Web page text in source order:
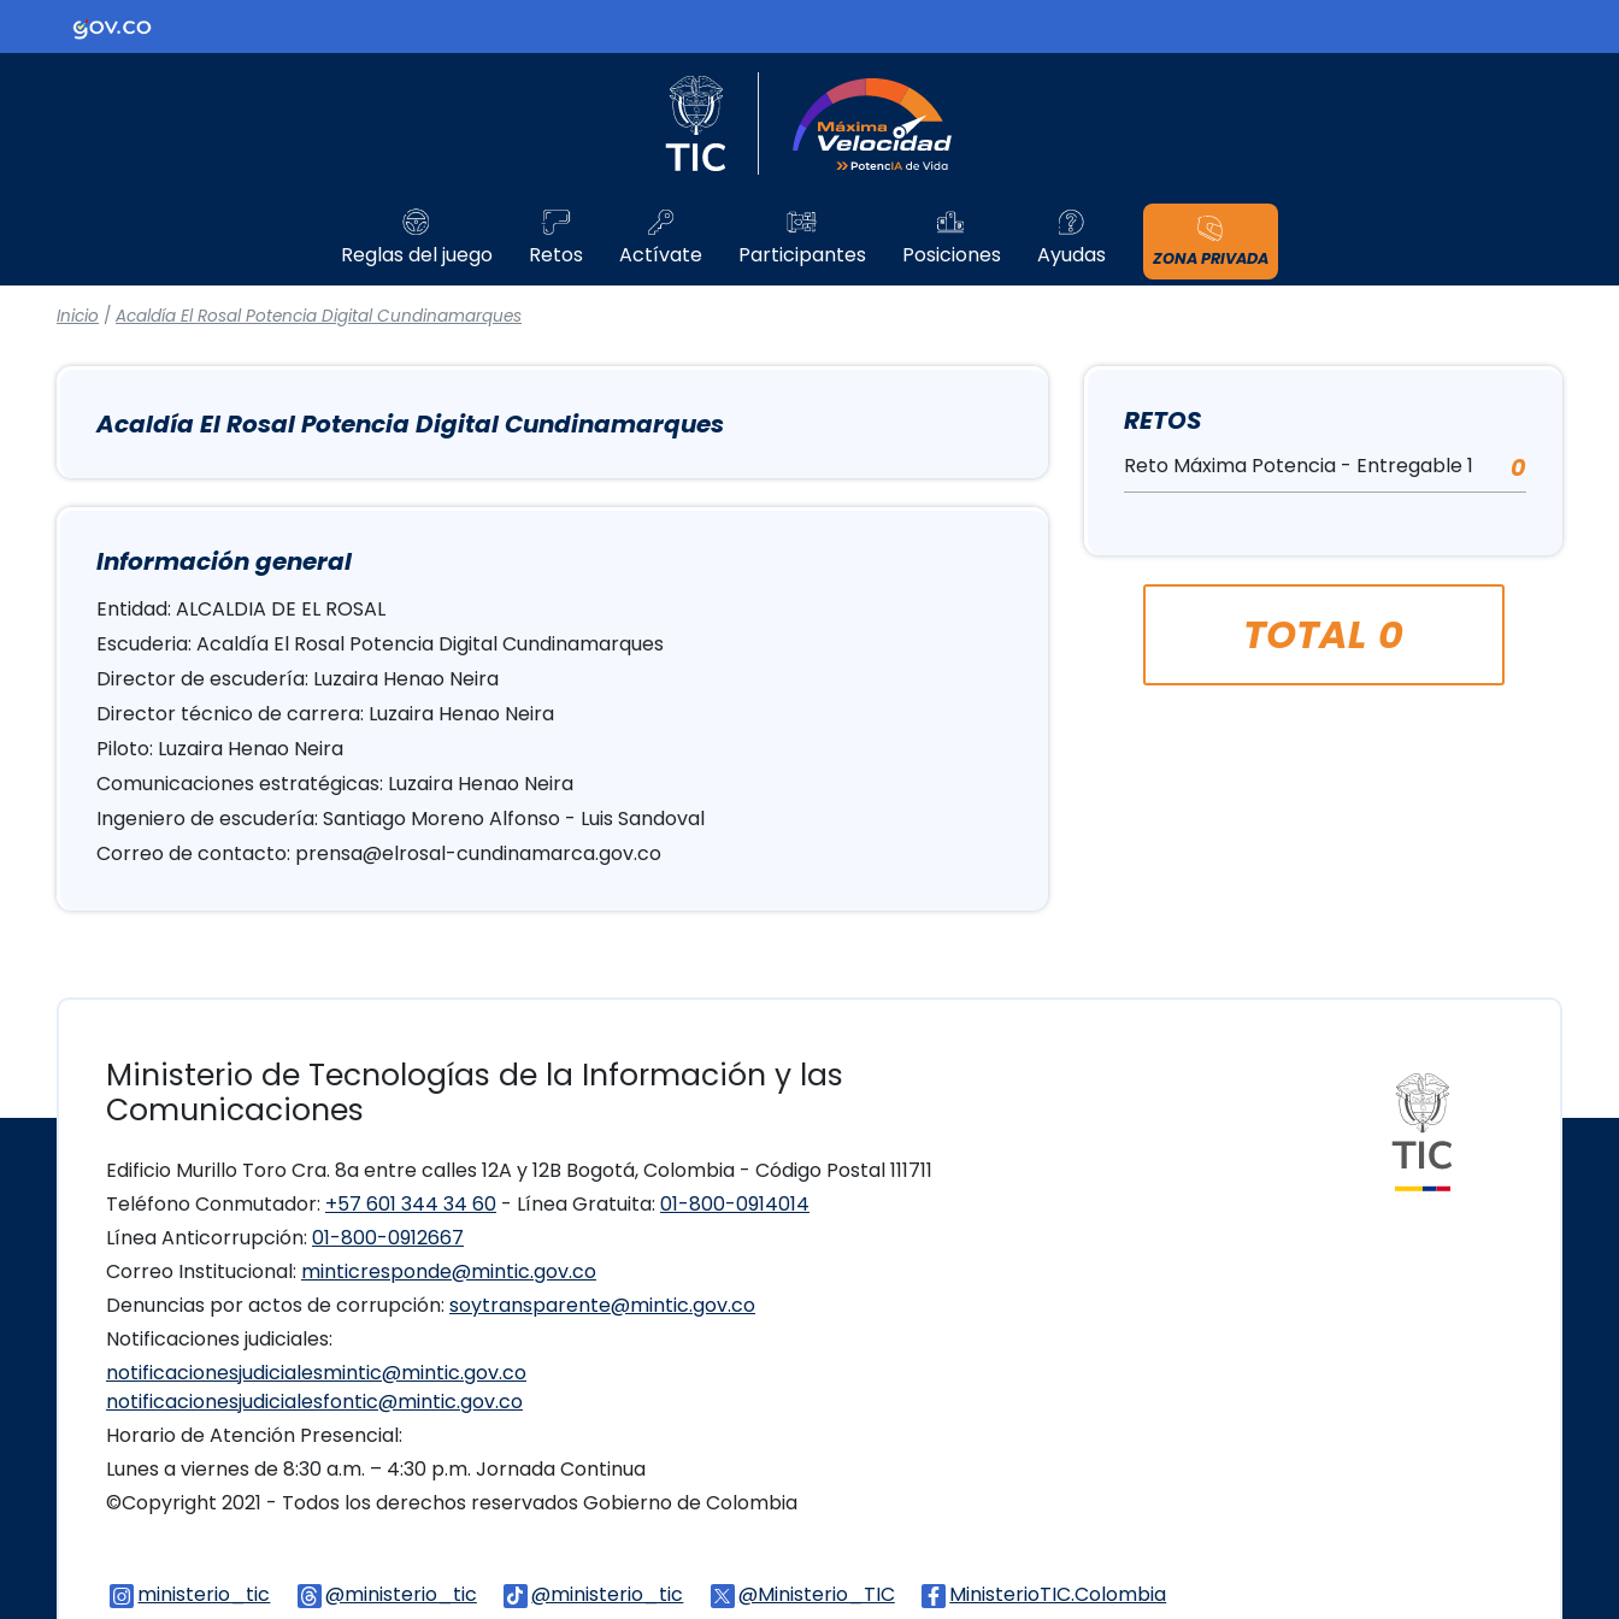
Logo Gobierno de Colombia
Logo del Ministerio TIC
Reglas del juego Retos Actívate Participantes Posiciones Ayudas ZONA PRIVADA
Inicio / Acaldía El Rosal Potencia Digital Cundinamarques
Acaldía El Rosal Potencia Digital Cundinamarques
Información general
Entidad: ALCALDIA DE EL ROSAL
Escuderia: Acaldía El Rosal Potencia Digital Cundinamarques
Director de escudería: Luzaira Henao Neira
Director técnico de carrera: Luzaira Henao Neira
Piloto: Luzaira Henao Neira
Comunicaciones estratégicas: Luzaira Henao Neira
Ingeniero de escudería: Santiago Moreno Alfonso - Luis Sandoval
Correo de contacto: prensa@elrosal-cundinamarca.gov.co
RETOS
Reto Máxima Potencia - Entregable 1 0
TOTAL 0
Ministerio de Tecnologías de la Información y las
Comunicaciones
Edificio Murillo Toro Cra. 8a entre calles 12A y 12B Bogotá, Colombia - Código Postal 111711
Teléfono Conmutador: +57 601 344 34 60 - Línea Gratuita: 01-800-0914014
Línea Anticorrupción: 01-800-0912667
Correo Institucional: minticresponde@mintic.gov.co
Denuncias por actos de corrupción: soytransparente@mintic.gov.co
Notificaciones judiciales:
notificacionesjudicialesmintic@mintic.gov.co
notificacionesjudicialesfontic@mintic.gov.co
Horario de Atención Presencial:
Lunes a viernes de 8:30 a.m. – 4:30 p.m. Jornada Continua
©Copyright 2021 - Todos los derechos reservados Gobierno de Colombia
ministerio_tic Logo Instagram
@ministerio_tic Logo Threads
@ministerio_tic Logo Tiktok
@Ministerio_TIC Logo Twitter
MinisterioTIC.Colombia